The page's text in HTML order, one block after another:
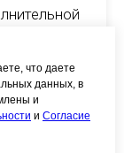
что даете
данных, в
и
и Согласие